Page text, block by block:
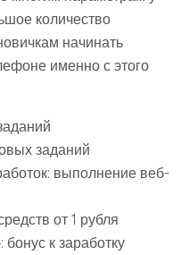
количество
начинать
именно с этого
заданий
выполнение веб-
от 1 рубля
к заработку